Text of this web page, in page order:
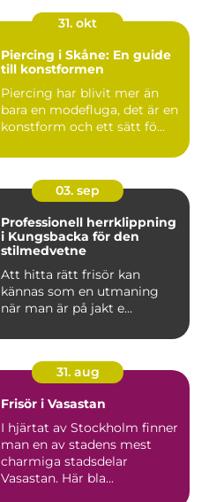
31. okt
Piercing i Skåne: En guide
till konstformen
Piercing har blivit mer än
bara en modefluga, det är en
konstform och ett sätt fö...
03. sep
Professionell herrklippning
i Kungsbacka för den
stilmedvetne
Att hitta rätt frisör kan
kännas som en utmaning
när man är på jakt e...
31. aug
Frisör i Vasastan
I hjärtat av Stockholm finner
man en av stadens mest
charmiga stadsdelar
Vasastan. Här bla...